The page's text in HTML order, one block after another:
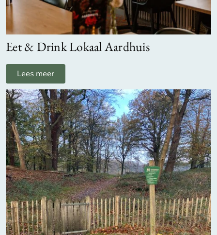
Eet & Drink Lokaal Aardhuis
Lees meer